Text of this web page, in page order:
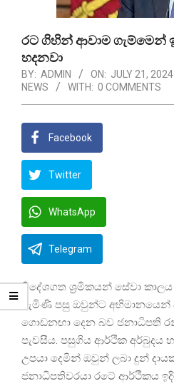
රට ගිහින් ආවාම
හදනවා
BY: ADMIN ON: JULY 21, 2024
NEWS
WITH: 0 COMMENTS
Facebook
Twitter
WhatsApp
Telegram
විදේශගත ශ්‍රමිකයන් සේවා
පැමිණි පසු ඔවුන්ට
ගොඩනඟා දෙන බව ජනාධිපති
පැවසීය. පසුගිය ආර්ථික අර්බුදය
උපයා දෙමින් ඔවුන් ලබා දුන්
ජනාධිපතිවරයා රටේ ආර්ථිකය